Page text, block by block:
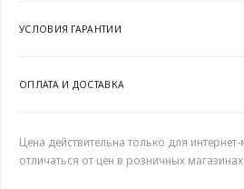
УСЛОВИЯ ГАРАНТИИ
ОПЛАТА И ДОСТАВКА
Цена действительна только для
отличаться от цен в розничных магазинах